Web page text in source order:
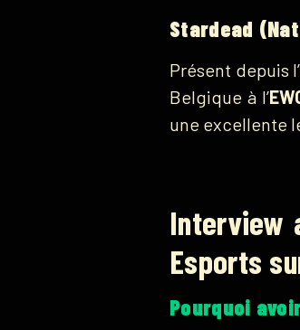
Stardead
Présent depuis
Belgique à l’
une excellente
Interview
Esports
Pourquoi